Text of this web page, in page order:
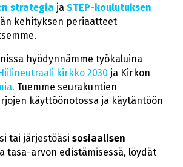
strategia ja STEP-koulutuksen
kehityksen periaatteet
hyödynnämme työkaluina
kirkko 2030 ja Kirkon
Tuemme seurakuntien
käyttöönotossa ja käytäntöön
tai järjestöäsi sosiaalisen
tasa-arvon edistämisessä, löydät